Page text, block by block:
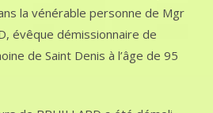
la vénérable personne de Mgr
évêque démissionnaire de
de Saint Denis à l’âge de 95